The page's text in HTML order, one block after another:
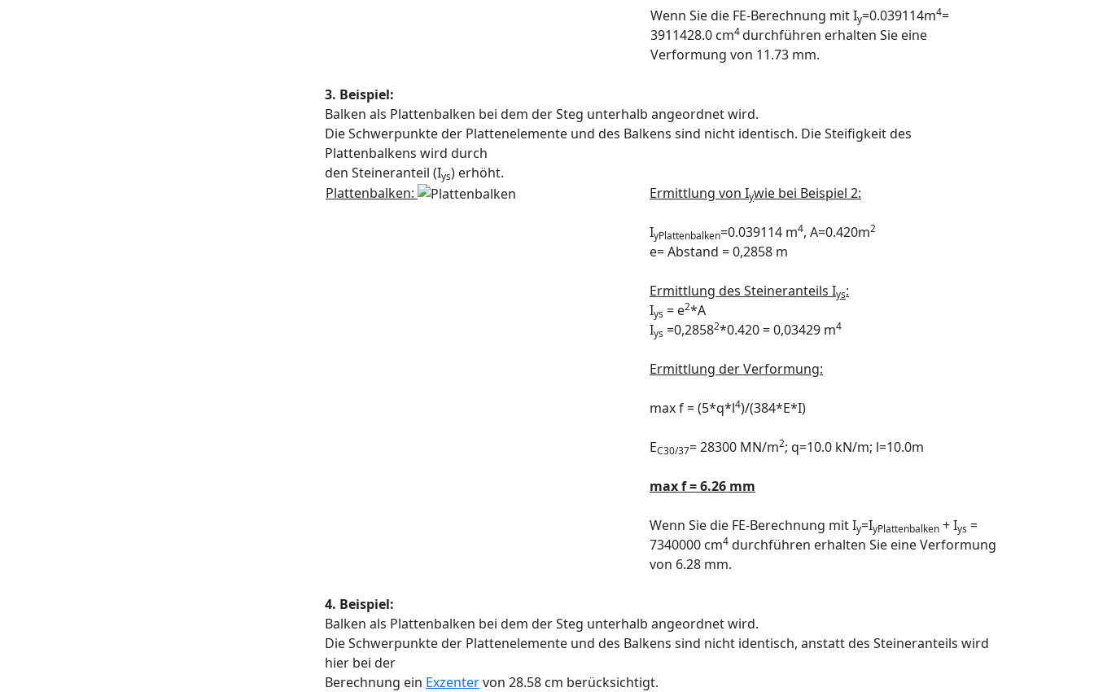
Wenn Sie die FE-Berechnung mit Iy=0.039114m4=
3911428.0 cm4durchführen erhalten Sie eine
Verformung von 11.73 mm.
3. Beispiel:
Balken als Plattenbalken bei dem der Steg unterhalb angeordnet wird.
Die Schwerpunkte der Plattenelemente und des Balkens sind nicht identisch. Die Steifigkeit des
Plattenbalkens wird durch
den Steineranteil (Iys) erhöht.
Plattenbalken:
Ermittlung von Iywie bei Beispiel 2:
IyPlattenbalken=0.039114 m4, A=0.420m2
e= Abstand = 0,2858 m
Ermittlung des Steineranteils Iys:
Iys = e2*A
Iys =0,28582*0.420 = 0,03429 m4
Ermittlung der Verformung:
max f = (5*q*l4)/(384*E*I)
EC30/37= 28300 MN/m2; q=10.0 kN/m; l=10.0m
max f = 6.26 mm
Wenn Sie die FE-Berechnung mit Iy=IyPlattenbalken + Iys =
7340000 cm4 durchführen erhalten Sie eine Verformung
von 6.28 mm.
4. Beispiel:
Balken als Plattenbalken bei dem der Steg unterhalb angeordnet wird.
Die Schwerpunkte der Plattenelemente und des Balkens sind nicht identisch, anstatt des Steineranteils wird
hier bei der
Berechnung ein Exzentervon 28.58 cm berücksichtigt.